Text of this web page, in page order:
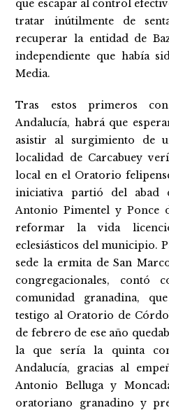
que escapar al control
tratar inútilmente de
recuperar la entidad de
independiente que había
Media.
Tras estos primeros
Andalucía, habrá que
asistir al surgimiento de
localidad de Carcabuey
local en el Oratorio
iniciativa partió del abad
Antonio Pimentel y Ponce
reformar la vida
eclesiásticos del municipio.
sede la ermita de San
congregacionales,
comunidad granadina,
testigo al Oratorio de
de febrero de ese año
la que sería la quinta
Andalucía, gracias al
Antonio Belluga y
oratoriano granadino y